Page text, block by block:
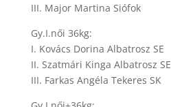
III. Major Martina Siófok
Gy.I.női 36kg:
I. Kovács Dorina Albatrosz SE
II. Szatmári Kinga Albatrosz SE
III. Farkas Angéla Tekeres SK